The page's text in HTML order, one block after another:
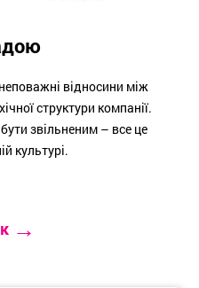
відносини між
структури компанії.
звільненим – все це
культурі.
→